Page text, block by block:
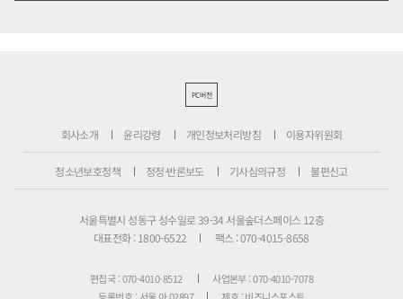
PC버전
회사소개 윤리강령 개인정보처리방침 이용자위원회
청소년보호정책 정정·반론보도 기사심의규정 불편신고
서울특별시 성동구 성수일로 39-34 서울숲더스페이스 12층
대표전화 : 1800-6522
팩스 : 070-4015-8658
편집국 : 070-4010-8512
사업본부 : 070-4010-7078